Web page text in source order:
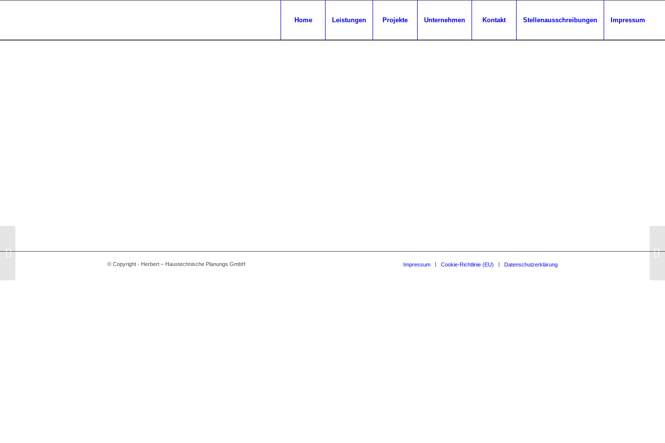
Home Leistungen Projekte Unternehmen Kontakt Stellenausschreibungen Impressum
© Copyright - Herbert – Haustechnische Planungs GmbH Impressum Cookie-Richtlinie (EU) Datenschutzerklärung
KG Sonnefeld